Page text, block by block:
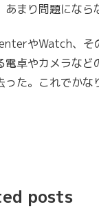
まり問題になら
やWatch、そ
電卓やカメラなど
った。これでかな
posts